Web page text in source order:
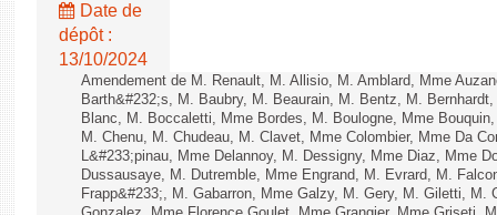
Date de
dépôt :
13/10/2024
Amendement de M. Renault, M. Allisio, M. Amblard, Mme
Barth&#232;s, M. Baubry, M. Beaurain, M. Bentz, M.
Blanc, M. Boccaletti, Mme Bordes, M. Boulogne, Mme
M. Chenu, M. Chudeau, M. Clavet, Mme Colombier, Mme Da
L&#233;pinau, Mme Delannoy, M. Dessigny, Mme Diaz, Mme
Dussausaye, M. Dutremble, Mme Engrand, M. Evrard, M.
Frapp&#233;, M. Gabarron, Mme Galzy, M. Gery, M. Giletti,